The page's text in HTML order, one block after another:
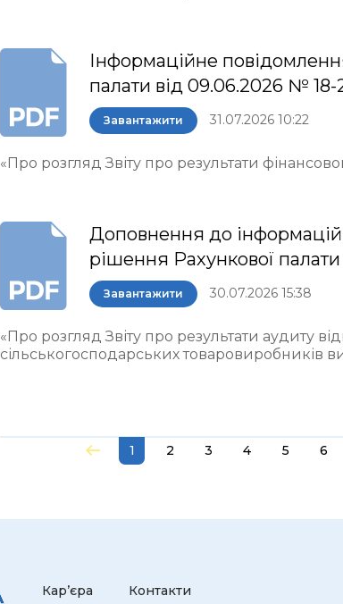
Інформаційне
палати від 09.06.2026 № 18-
Завантажити 31.07.2026 10:22
«Про розгляд Звіту про результати
Доповнення до
рішення Рахункової
Завантажити 30.07.2026 15:38
«Про розгляд Звіту про результати аудиту
сільськогосподарських товаровиробників
1 2 3 4 5 6
Кар’єра Контакти